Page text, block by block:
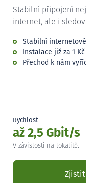
Stabilní připojení
internet, ale i
Stabilní
Instalace již za 1 Kč
Přechod k nám
Rychlost
až 2,5 Gbit/s
V závislosti na lokalitě.
Zjistit